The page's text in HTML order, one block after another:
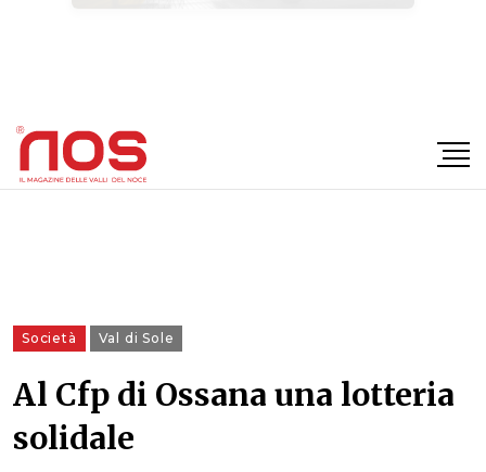
Società Val di Sole
Al Cfp di Ossana una lotteria
solidale